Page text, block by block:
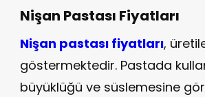
Nişan Pastası Fiyatları
Nişan pastası fiyatları,
göstermektedir. Pastada
büyüklüğü ve süslemesine